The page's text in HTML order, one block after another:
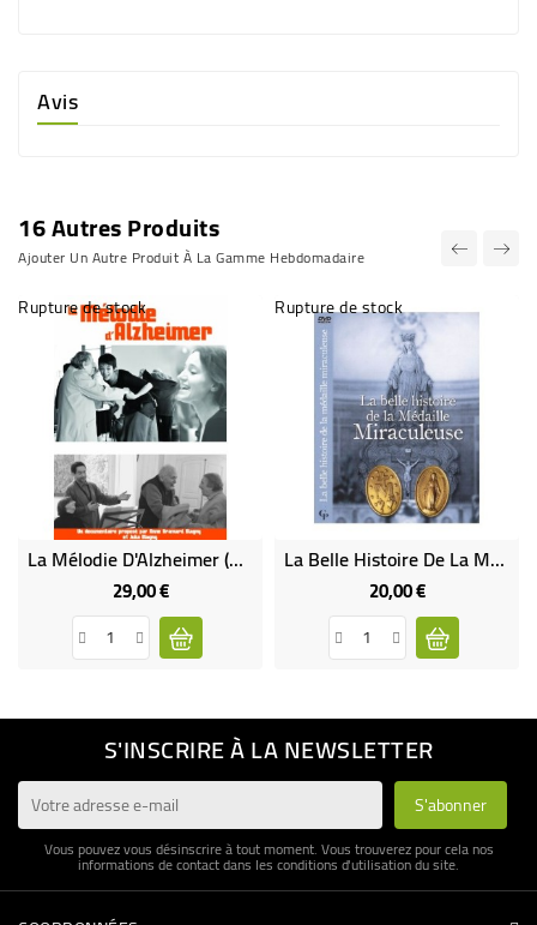
Avis
16 Autres Produits
Ajouter Un Autre Produit À La Gamme Hebdomadaire
Rupture de stock
La Mélodie D'Alzheimer (DVD Rare Épuisé)
29,00 €Prix
Rupture de stock
La Belle Histoire De La Médaille Miraculeuse
20,00 €Prix
S'INSCRIRE À LA NEWSLETTER
Vous pouvez vous désinscrire à tout moment. Vous trouverez pour cela nos
informations de contact dans les conditions d'utilisation du site.